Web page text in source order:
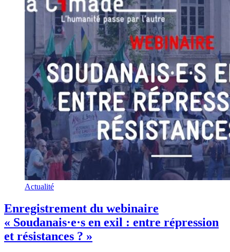
Actualité
Enregistrement du webinaire
« Soudanais·e·s en exil : entre répression
et résistances ? »